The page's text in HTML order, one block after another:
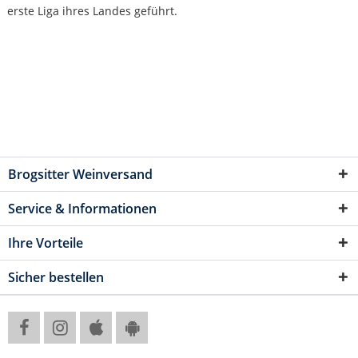
erste Liga ihres Landes geführt.
Brogsitter Weinversand
Service & Informationen
Ihre Vorteile
Sicher bestellen